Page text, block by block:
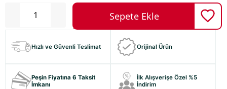
Hızlı ve Güvenli Teslimat Orijinal Ürün
Peşin Fiyatına 6 Taksit
İmkanı
İlk Alışverişe Özel %5
İndirim